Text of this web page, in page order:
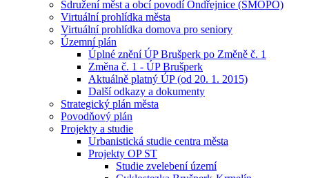
Sdružení měst a obcí povodí Ondřejnice (SMOPO)
Virtuální prohlídka města
Virtuální prohlídka domova pro seniory
Územní plán
Úplné znění ÚP Brušperk po Změně č. 1
Změna č. 1 - ÚP Brušperk
Aktuálně platný ÚP (od 20. 1. 2015)
Další odkazy a dokumenty
Strategický plán města
Povodňový plán
Projekty a studie
Urbanistická studie centra města
Projekty OP ST
Studie zvelebení území